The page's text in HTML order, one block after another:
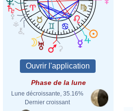
Phase de la lune
Lune décroissante, 35.16%
Dernier croissant